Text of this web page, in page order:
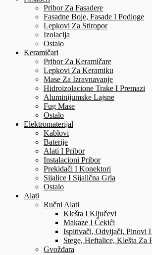
Pribor Za Fasadere
Fasadne Boje, Fasade I Podloge
Lepkovi Za Stiropor
Izolacija
Ostalo
Keramičari
Pribor Za Keramičare
Lepkovi Za Keramiku
Mase Za Izravnavanje
Hidroizolacione Trake I Premazi
Aluminijumske Lajsne
Fug Mase
Ostalo
Elektromaterijal
Kablovi
Baterije
Alati I Pribor
Instalacioni Pribor
Prekidači I Konektori
Sijalice I Sijalična Grla
Ostalo
Alati
Ručni Alati
Klešta I Ključevi
Makaze I Čekići
Ispitivači, Odvijači, Pinovi I
Stege, Heftalice, Klešta Za
Gvožđara